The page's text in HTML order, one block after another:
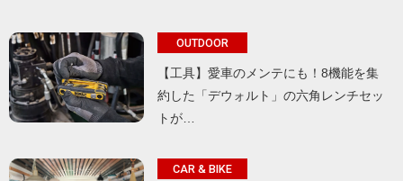
OUTDOOR
【工具】愛車のメンテにも！8機能を集
約した「デウォルト」の六角レンチセッ
トが…
CAR & BIKE